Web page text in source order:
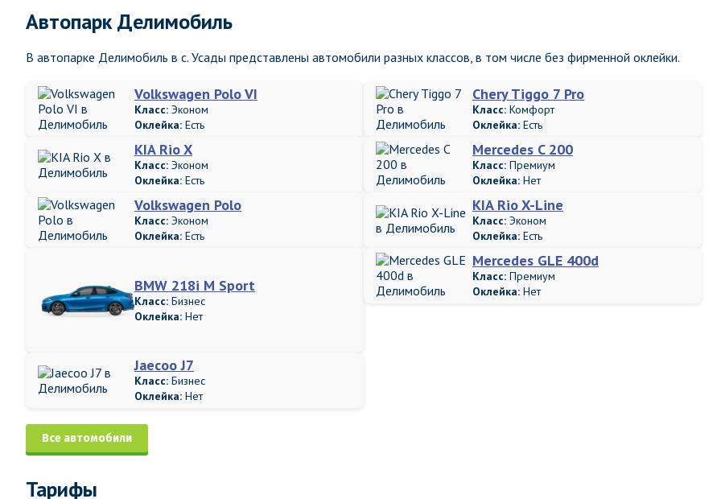
Автопарк Делимобиль
В автопарке Делимобиль в с. Усады представлены автомобили разных классов, в том числе без фирменной оклейки.
Volkswagen Polo VI
Класс: Эконом
Оклейка: Есть
Chery Tiggo 7 Pro
Класс: Комфорт
Оклейка: Есть
KIA Rio X
Класс: Эконом
Оклейка: Есть
Mercedes C 200
Класс: Премиум
Оклейка: Нет
Volkswagen Polo
Класс: Эконом
Оклейка: Есть
KIA Rio X-Line
Класс: Эконом
Оклейка: Есть
BMW 218i M Sport
Класс: Бизнес
Оклейка: Нет
Mercedes GLE 400d
Класс: Премиум
Оклейка: Нет
Jaecoo J7
Класс: Бизнес
Оклейка: Нет
Все автомобили
Тарифы